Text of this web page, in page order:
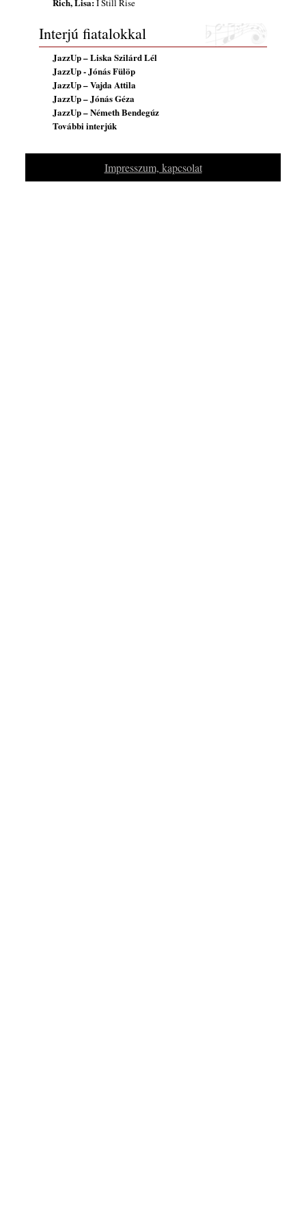
I Still Rise
Interjú fiatalokkal
JazzUp – Liska Szilárd Lél
JazzUp - Jónás Fülöp
JazzUp – Vajda Attila
JazzUp – Jónás Géza
JazzUp – Németh Bendegúz
További interjúk
Impresszum, kapcsolat